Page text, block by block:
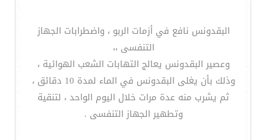
البقدونس نافع في أزمات الربو ، واضطرابات الجهاز
التنفسى ،،
وعصير البقدونس يعالج التهابات الشعب الهوائية ،
وذلك بأن يغلى البقدونس في الماء لمدة 10 دقائق ،
ثم يشرب منه عدة مرات خلال اليوم الواحد ، لتنقية
وتطهير الجهاز التنفسى .